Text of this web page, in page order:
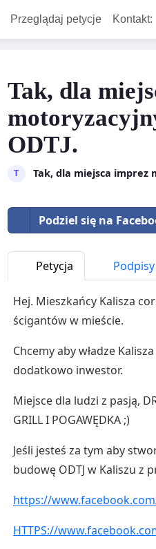
Przeglądaj petycje Kontakt:
Tak, dla
ODTJ.
T Tak, dla miejsca imprez
Podziel się na
Petycja Podpisy
Hej. Mieszkańcy Kalisza
ścigantów w mieście.
Chcemy aby władze
dodatkowo inwestor.
Miejsce dla ludzi z pasją,
GRILL I POGAWĘDKA ;)
Jeśli jesteś za tym aby
budowę ODTJ w Kaliszu z
https://
HTTPS://